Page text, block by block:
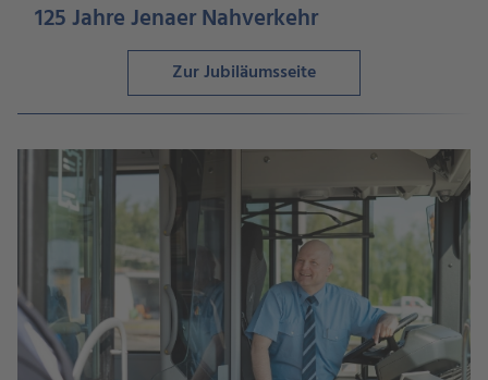
125 Jahre Jenaer Nahverkehr
Zur Jubiläumsseite